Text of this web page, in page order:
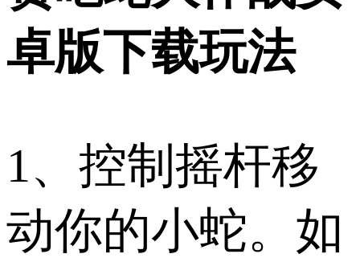
卓版下载玩法
1、控制摇杆移
动你的小蛇。如